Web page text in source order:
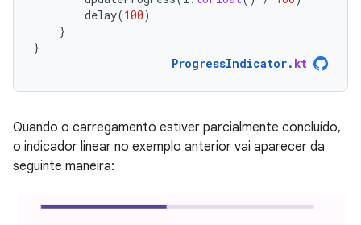
delay(100)
}
}
ProgressIndicator. kt
Quando o carregamento estiver parcialmente concluído,
o indicador linear no exemplo anterior vai aparecer da
seguinte maneira: